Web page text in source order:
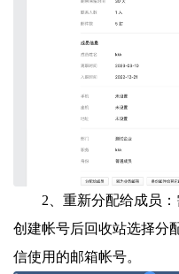
2、重新分配给成员
创建帐号后回收站选择分
信使用的邮箱帐号。